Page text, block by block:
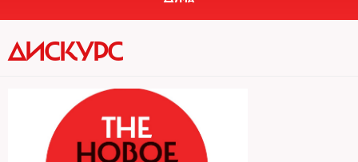
ДИСКУРС